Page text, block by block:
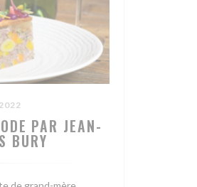
PAR JEAN-
BURY